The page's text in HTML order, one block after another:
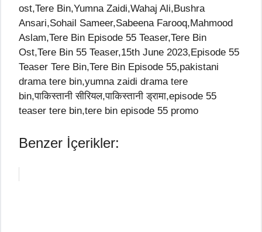
ost,Tere Bin,Yumna Zaidi,Wahaj Ali,Bushra
Ansari,Sohail Sameer,Sabeena Farooq,Mahmood
Aslam,Tere Bin Episode 55 Teaser,Tere Bin
Ost,Tere Bin 55 Teaser,15th June 2023,Episode 55
Teaser Tere Bin,Tere Bin Episode 55,pakistani
drama tere bin,yumna zaidi drama tere
bin,पाकिस्तानी सीरियल,पाकिस्तानी ड्रामा,episode 55
teaser tere bin,tere bin episode 55 promo
Benzer İçerikler: